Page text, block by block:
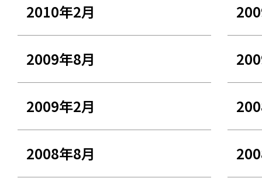
2010年2月
2009年8月
2009年2月
2008年8月